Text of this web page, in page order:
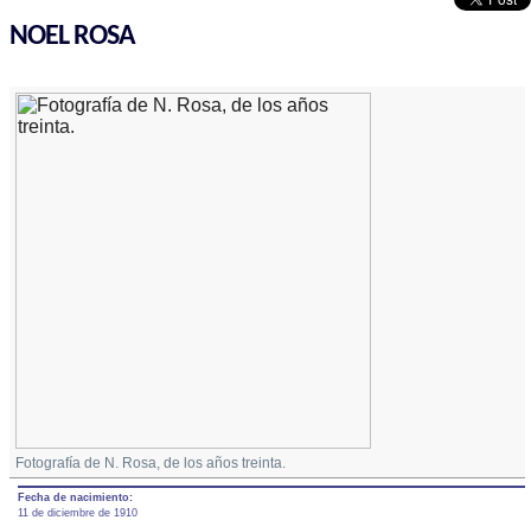
NOEL ROSA
Fotografía de N. Rosa, de los años treinta.
Fecha de nacimiento:
11 de diciembre de 1910